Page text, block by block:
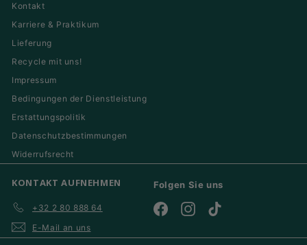
Kontakt
Karriere & Praktikum
Lieferung
Recycle mit uns!
Impressum
Bedingungen der Dienstleistung
Erstattungspolitik
Datenschutzbestimmungen
Widerrufsrecht
KONTAKT AUFNEHMEN
+32 2 80 888 64
E-Mail an uns
Folgen Sie uns
FacebookInstagram